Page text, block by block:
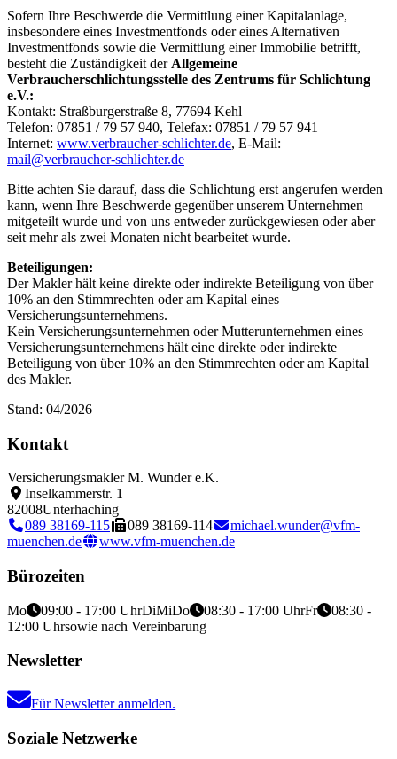
Sofern Ihre Beschwerde die Vermittlung einer Kapitalanlage,
insbesondere eines Investmentfonds oder eines Alternativen
Investmentfonds sowie die Vermittlung einer Immobilie betrifft,
besteht die Zuständigkeit der Allgemeine
Verbraucherschlichtungsstelle des Zentrums für Schlichtung
e.V.:
Kontakt: Straßburgerstraße 8, 77694 Kehl
Telefon: 07851 / 79 57 940, Telefax: 07851 / 79 57 941
Internet: www.verbraucher-schlichter.de, E-Mail:
mail@verbraucher-schlichter.de
Bitte achten Sie darauf, dass die Schlichtung erst angerufen werden
kann, wenn Ihre Beschwerde gegenüber unserem Unternehmen
mitgeteilt wurde und von uns entweder zurückgewiesen oder aber
seit mehr als zwei Monaten nicht bearbeitet wurde.
Beteiligungen:
Der Makler hält keine direkte oder indirekte Beteiligung von über
10% an den Stimmrechten oder am Kapital eines
Versicherungsunternehmens.
Kein Versicherungsunternehmen oder Mutterunternehmen eines
Versicherungsunternehmens hält eine direkte oder indirekte
Beteiligung von über 10% an den Stimmrechten oder am Kapital
des Makler.
Stand: 04/2026
Kontakt
Versicherungsmakler M. Wunder e.K.
Inselkammerstr. 1
82008Unterhaching
089 38169-115
089 38169-114
michael.wunder@vfm-
muenchen.de
www.vfm-muenchen.de
Bürozeiten
Mo 09:00 - 17:00 UhrDiMiDo 08:30 - 17:00 UhrFr
08:30 -
12:00 Uhrsowie nach Vereinbarung
Newsletter
Für Newsletter anmelden.
Soziale Netzwerke